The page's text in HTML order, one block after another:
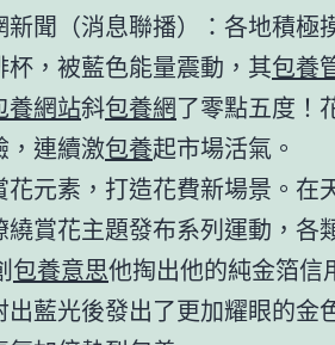
新聞（消息聯播）：各地積極
杯，被藍色能量震動，其包養
養網站斜包養網了零點五度！
，連續激包養起市場活氣。
花元素，打造花費新場景。在
繞賞花主題發布系列運動，各
包養意思他掏出他的純金箔信
出藍光後發出了更加耀眼的金